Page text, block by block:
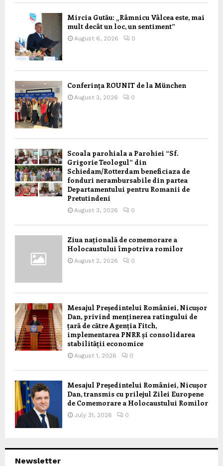
Mircia Gutău: „Râmnicu Vâlcea este, mai
mult decât un loc, un sentiment”
August 6, 2026 0
Conferința ROUNIT de la München
August 3, 2026 0
Scoala parohiala a Parohiei “Sf.
Grigorie Teologul” din
Schiedam/Rotterdam beneficiaza de
fonduri nerambursabile din partea
Departamentului pentru Romanii de
Pretutindeni
August 3, 2026 0
Ziua națională de comemorare a
Holocaustului împotriva romilor
August 2, 2026 0
Mesajul Președintelui României, Nicușor
Dan, privind menținerea ratingului de
țară de către Agenția Fitch,
implementarea PNRR și consolidarea
stabilității economice
August 1, 2026 0
Mesajul Președintelui României, Nicușor
Dan, transmis cu prilejul Zilei Europene
de Comemorare a Holocaustului Romilor
July 31, 2026 0
Newsletter